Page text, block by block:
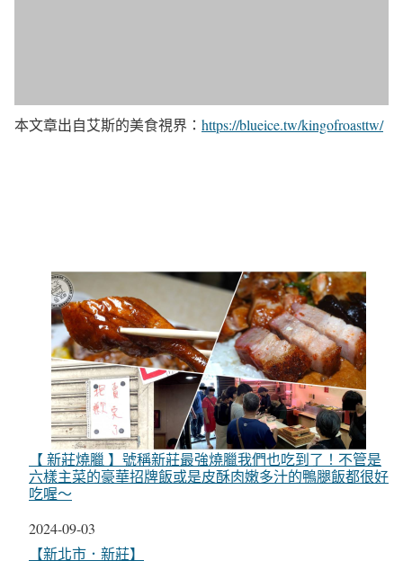
本文章出自艾斯的美食視界： https://blueice.tw/kingofroasttw/
【 新莊燒臘 】號稱新莊最強燒臘我們也吃到了！不管是
六樣主菜的豪華招牌飯或是皮酥肉嫩多汁的鴨腿飯都很好
吃喔～
日期
2024-09-03
關於
【新北市．新莊】